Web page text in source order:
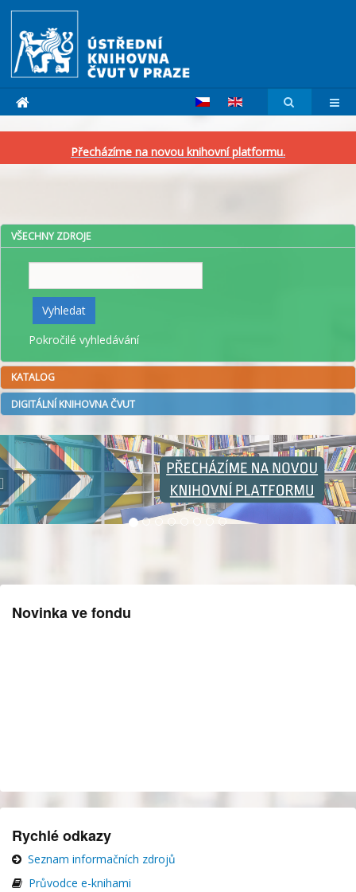
Přecházíme na novou knihovní platformu.
VŠECHNY ZDROJE
Vyhledat
Pokročilé vyhledávání
KATALOG
DIGITÁLNÍ KNIHOVNA ČVUT
Novinka ve fondu
Rychlé odkazy
Seznam informačních zdrojů
Průvodce e-knihami